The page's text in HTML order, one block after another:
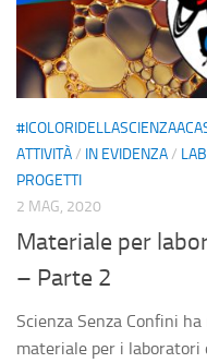
ATTIVITÀ/ IN EVIDENZA/
PROGETTI
2 MAG, 2020
Materiale per
– Parte 2
Scienza Senza Confini
materiale per i laboratori